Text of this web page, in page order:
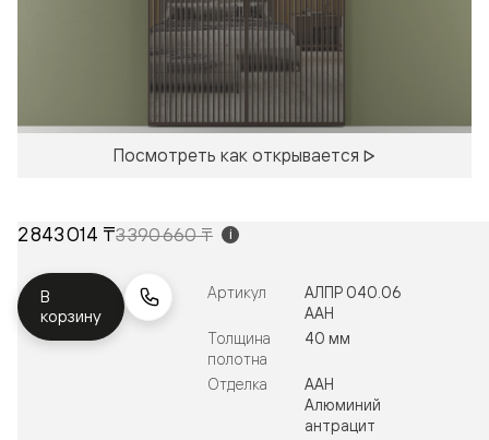
Посмотреть как открывается
2 843 014 ₸3 390 660 ₸ i
В
корзину
Артикул
АЛПР 040.06
ААН
Толщина
полотна
40 мм
Отделка
ААН
Алюминий
антрацит